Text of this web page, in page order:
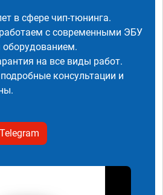
в сфере чип-тюнинга.
с современными ЭБУ
оборудованием.
на все виды работ.
консультации и
Telegram